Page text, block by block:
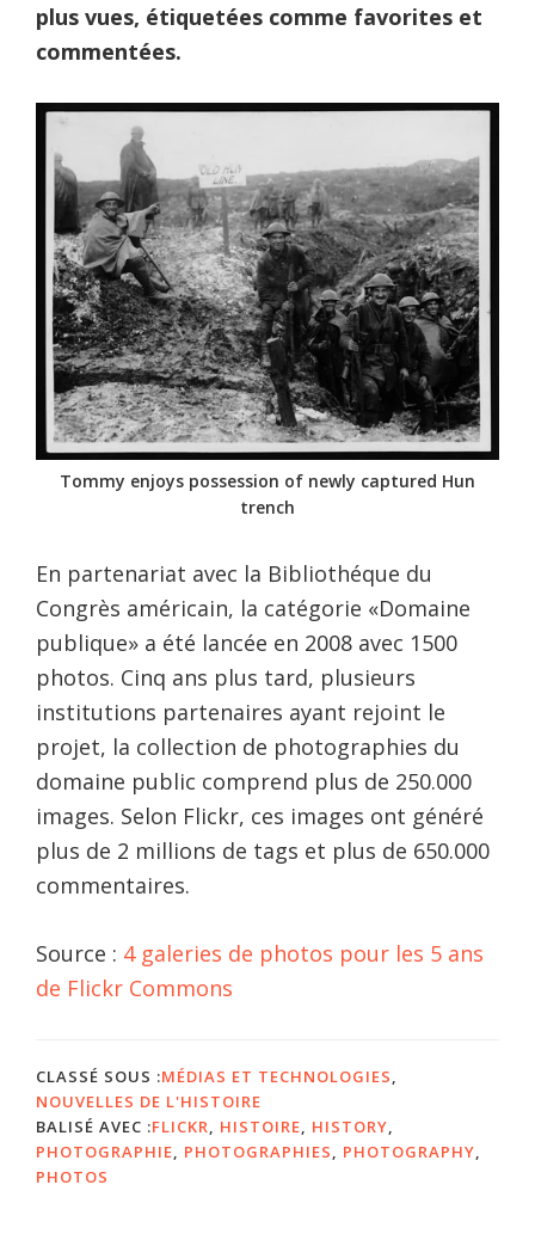
plus vues, étiquetées comme favorites et
commentées.
Tommy enjoys possession of newly captured Hun
trench
En partenariat avec la Bibliothéque du
Congrès américain, la catégorie «Domaine
publique» a été lancée en 2008 avec 1500
photos. Cinq ans plus tard, plusieurs
institutions partenaires ayant rejoint le
projet, la collection de photographies du
domaine public comprend plus de 250.000
images. Selon Flickr, ces images ont généré
plus de 2 millions de tags et plus de 650.000
commentaires.
Source : 4 galeries de photos pour les 5 ans
de Flickr Commons
CLASSÉ SOUS :MÉDIAS ET TECHNOLOGIES,
NOUVELLES DE L'HISTOIRE
BALISÉ AVEC :FLICKR, HISTOIRE, HISTORY,
PHOTOGRAPHIE, PHOTOGRAPHIES, PHOTOGRAPHY,
PHOTOS